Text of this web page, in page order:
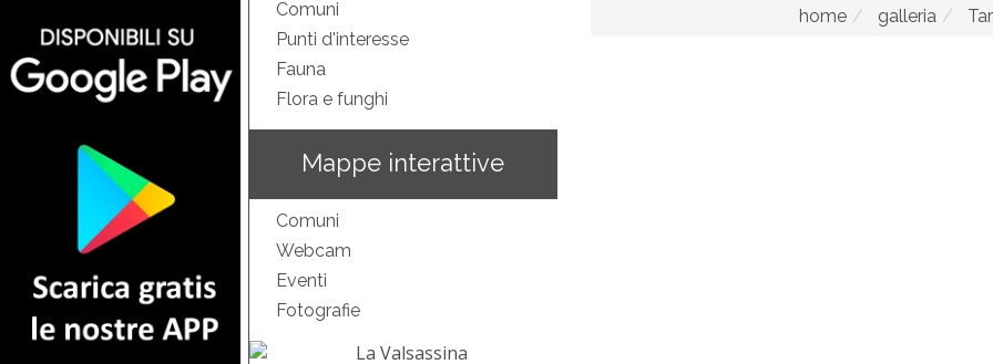
Comuni
Punti d'interesse
Fauna
Flora e funghi
Mappe interattive
Comuni
Webcam
Eventi
Fotografie
home galleria